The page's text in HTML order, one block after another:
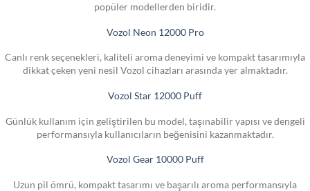
popüler modellerden biridir.
Vozol Neon 12000 Pro
Canlı renk seçenekleri, kaliteli aroma deneyimi ve kompakt tasarımıyla
dikkat çeken yeni nesil Vozol cihazları arasında yer almaktadır.
Vozol Star 12000 Puff
Günlük kullanım için geliştirilen bu model, taşınabilir yapısı ve dengeli
performansıyla kullanıcıların beğenisini kazanmaktadır.
Vozol Gear 10000 Puff
Uzun pil ömrü, kompakt tasarımı ve başarılı aroma performansıyla